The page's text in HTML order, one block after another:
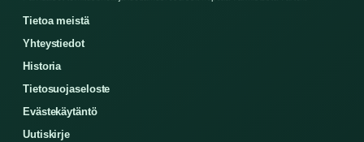
Tietoa meistä
Yhteystiedot
Historia
Tietosuojaseloste
Evästekäytäntö
Uutiskirje